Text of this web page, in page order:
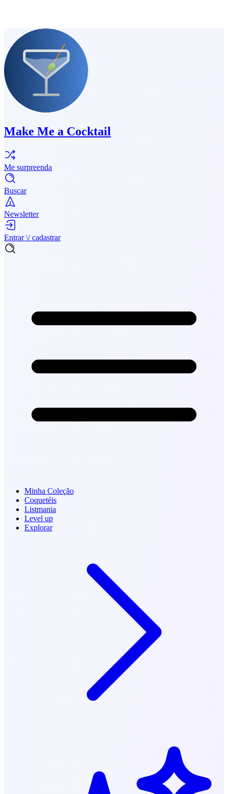
Make Me a Cocktail
Me surpreenda
Buscar
Newsletter
Entrar \/ cadastrar
Minha Coleção
Coquetéis
Listmania
Level up
Explorar